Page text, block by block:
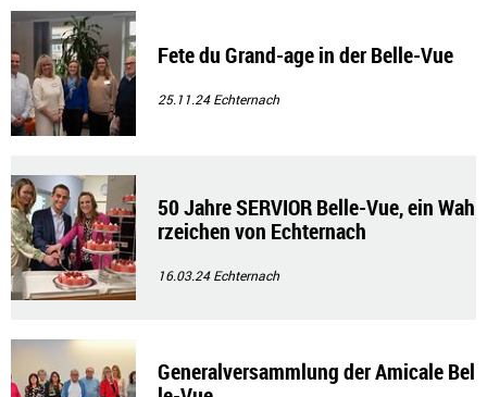
Fete du Grand-age in der Belle-Vue
25.11.24Echternach
50 Jahre SERVIOR Belle-Vue, ein Wah
rzeichen von Echternach
16.03.24Echternach
Generalversammlung der Amicale Bel